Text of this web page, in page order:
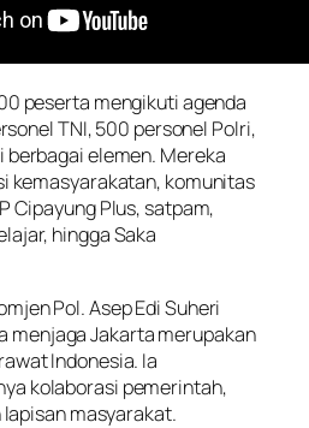
peserta mengikuti agenda
TNI, 500 personel Polri,
berbagai elemen. Mereka
kemasyarakatan, komunitas
Cipayung Plus, satpam,
hingga Saka
Pol. Asep Edi Suheri
menjaga Jakarta merupakan
Indonesia. Ia
kolaborasi pemerintah,
lapisan masyarakat.